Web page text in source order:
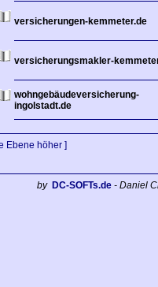
versicherungen-kemmeter.de
versicherungsmakler-
wohngebäudeversicherung-
ingolstadt.de
Ebene höher ]
by DC-SOFTs.de - Daniel